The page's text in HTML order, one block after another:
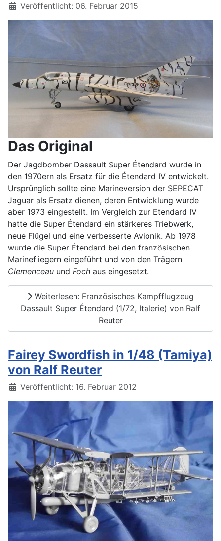
Details
Veröffentlicht: 06. Februar 2015
Das Original
Der Jagdbomber Dassault Super Étendard wurde in
den 1970ern als Ersatz für die Étendard IV entwickelt.
Ursprünglich sollte eine Marineversion der SEPECAT
Jaguar als Ersatz dienen, deren Entwicklung wurde
aber 1973 eingestellt. Im Vergleich zur Etendard IV
hatte die Super Étendard ein stärkeres Triebwerk,
neue Flügel und eine verbesserte Avionik. Ab 1978
wurde die Super Étendard bei den französischen
Marinefliegern eingeführt und von den Trägern
Clemenceau und Foch aus eingesetzt.
Weiterlesen: Französisches Kampfflugzeug
Dassault Super Étendard (1/72, Italerie) von Ralf
Reuter
Fairey Swordfish in 1/48 (Tamiya)
von Ralf Reuter
Details
Veröffentlicht: 16. Februar 2012